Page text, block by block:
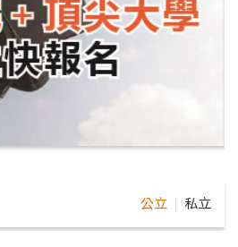
公立 私立